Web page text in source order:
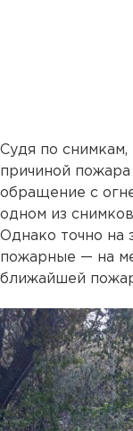
Судя по
причиной пожара
обращение с
одном из
Однако точно на
пожарные — на
ближайшей